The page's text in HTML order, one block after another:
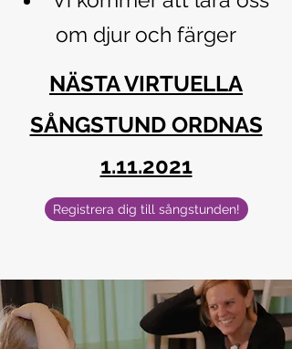
om djur och färger
NÄSTA VIRTUELLA
SÅNGSTUND ORDNAS
1.11.2021
Registrera dig till sångstunden!